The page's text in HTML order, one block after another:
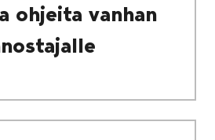
ohjeita vanhan